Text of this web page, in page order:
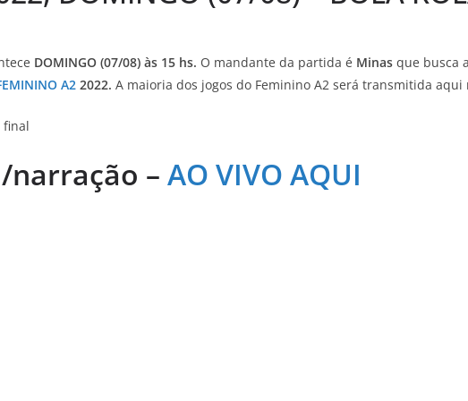
DOMINGO (07/08) às 15 hs. O mandante da partida é Minas que busca
A2 2022. A maioria dos jogos do Feminino A2 será transmitida aqui
final
/narração – AO VIVO AQUI